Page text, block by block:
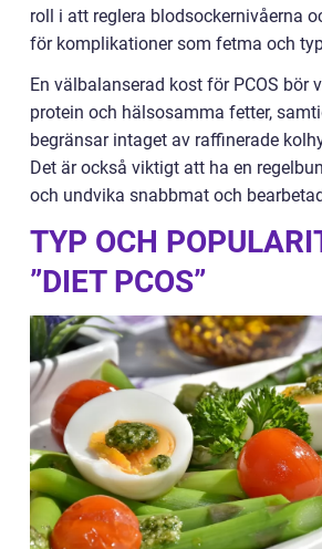
roll i att reglera blodsockernivåerna
för komplikationer som fetma och
En välbalanserad kost för PCOS bör
protein och hälsosamma fetter,
begränsar intaget av raffinerade
Det är också viktigt att ha en
och undvika snabbmat och
TYP OCH
”DIET PCOS”